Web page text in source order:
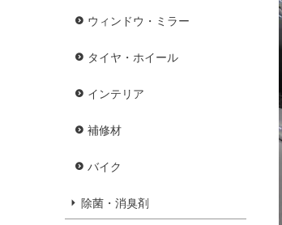
ウィンドウ・ミラー
タイヤ・ホイール
インテリア
補修材
バイク
除菌・消臭剤